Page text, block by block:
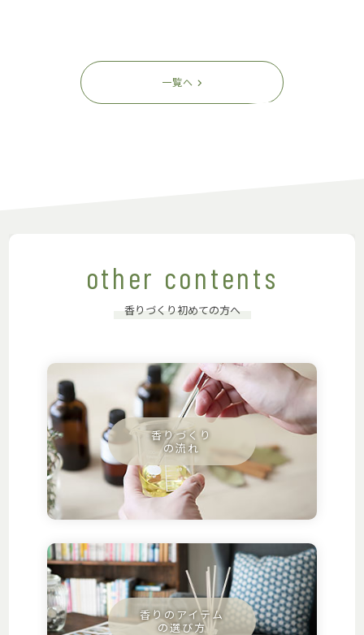
一覧へ
other contents
香りづくり初めての方へ